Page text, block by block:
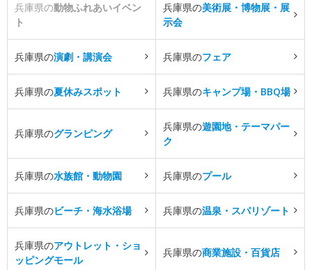
兵庫県の動物ふれあいイベン
ト
兵庫県の美術展・博物展・展
示会
兵庫県の演劇・講演会 兵庫県のフェア
兵庫県の夏休みスポット 兵庫県のキャンプ場・BBQ場
兵庫県のグランピング
兵庫県の遊園地・テーマパー
ク
兵庫県の水族館・動物園 兵庫県のプール
兵庫県のビーチ・海水浴場 兵庫県の温泉・スパリゾート
兵庫県のアウトレット・ショ
ッピングモール
兵庫県の商業施設・百貨店